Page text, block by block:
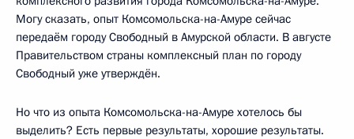
Могу сказать, опыт Комсомольска-на-Амуре сейчас
передаём городу Свободный в Амурской области. В августе
Правительством страны комплексный план по городу
Свободный уже утверждён.
Но что из опыта Комсомольска-на-Амуре хотелось бы
выделить? Есть первые результаты, хорошие результаты.